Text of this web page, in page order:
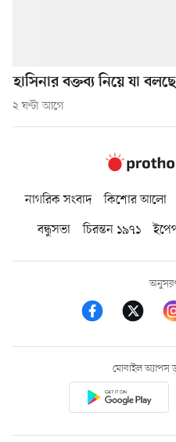
হাসিনার বক্তব্য নিয়ে যা বলছে
২ ঘণ্টা আগে
নাগরিক সংবাদ কিশোর আলো
বন্ধুসভা
চিরন্তন ১৯৭১
মোবাইল